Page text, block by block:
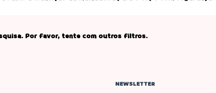
Por favor, tente com outros filtros.
NEWSLETTER